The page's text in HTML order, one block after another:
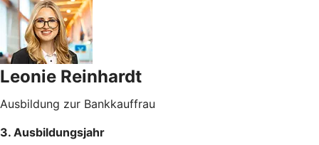
Leonie Reinhardt
Ausbildung zur Bankkauffrau
3. Ausbildungsjahr